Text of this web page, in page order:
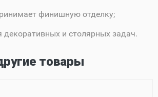
финишную отделку;
декоративных и столярных задач.
товары